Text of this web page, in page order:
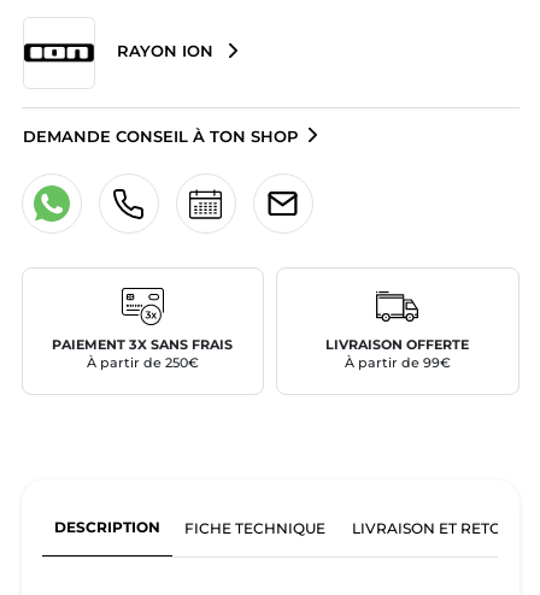
RAYON ION
DEMANDE CONSEIL À TON SHOP
PAIEMENT 3X SANS FRAIS
À partir de 250€
LIVRAISON OFFERTE
À partir de 99€
DESCRIPTION FICHE TECHNIQUE LIVRAISON ET RETOURS